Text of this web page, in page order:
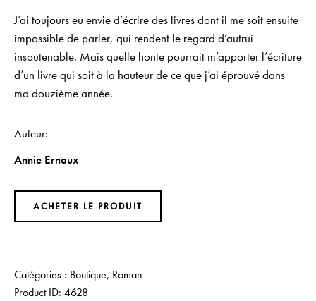
J’ai toujours eu envie d’écrire des livres dont il me soit ensuite
impossible de parler, qui rendent le regard d’autrui
insoutenable. Mais quelle honte pourrait m’apporter l’écriture
d’un livre qui soit à la hauteur de ce que j’ai éprouvé dans
ma douzième année.
Auteur
Annie Ernaux
ACHETER LE PRODUIT
Catégories : Boutique, Roman
Product ID: 4628